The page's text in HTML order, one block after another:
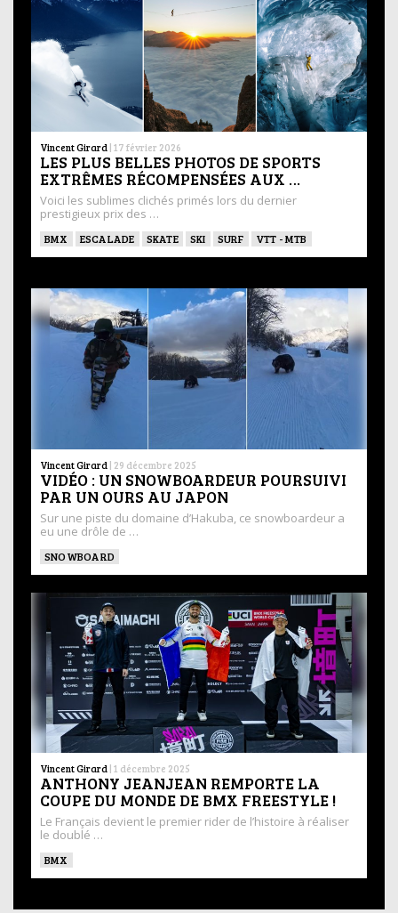
Vincent Girard | 17 février 2026
LES PLUS BELLES PHOTOS DE SPORTS
EXTRÊMES RÉCOMPENSÉES AUX …
Voici les sublimes clichés primés lors du dernier
prestigieux prix des …
BMX ESCALADE SKATE SKI SURF VTT - MTB
Vincent Girard | 29 décembre 2025
VIDÉO : UN SNOWBOARDEUR POURSUIVI
PAR UN OURS AU JAPON
Sur une piste du domaine d’Hakuba, ce snowboardeur a
eu une drôle de …
SNOWBOARD
Vincent Girard | 1 décembre 2025
ANTHONY JEANJEAN REMPORTE LA
COUPE DU MONDE DE BMX FREESTYLE !
Le Français devient le premier rider de l’histoire à réaliser
le doublé …
BMX